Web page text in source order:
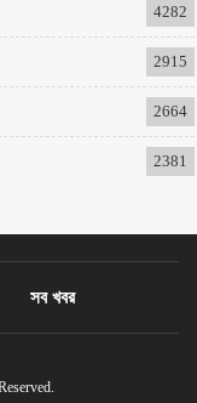
4282
2915
2664
2381
সব খবর